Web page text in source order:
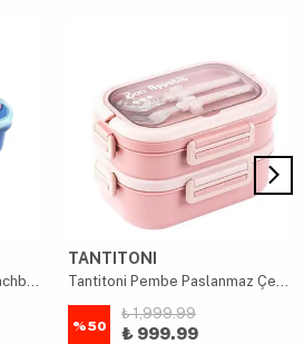
Vagonlife Bento 750ml Lunchbox Sevimli Dostlar Tek Katlı 3 Bölmeli Paslanmaz Çelik - Mavi
TANTITONI
Tantitoni Pembe Paslanmaz Çelik Dikdörtgen 2 Katlı Çatal Ve Kaşıklı Yemek Taşıma Kabı 1.65l
%50
₺ 1,999.99
₺ 999.99